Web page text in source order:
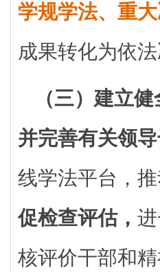
学规学法、重
成果转化为依
（三）建立
并完善有关领
线学法平台，
促检查评估，
核评价干部和